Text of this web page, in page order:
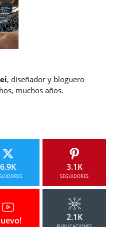
, diseñador y bloguero
muchos años.
6.9K 3.1K
SEGUIDORES
2.1K